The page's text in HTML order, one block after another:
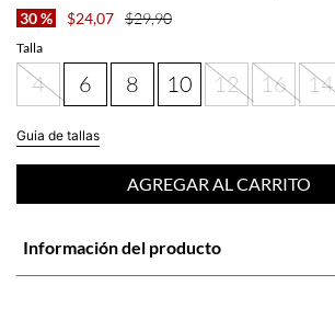
30 %
$24,07 $29,90
Talla
4 6 8 10 12 14
16
Guia de tallas
AGREGAR AL CARRITO
Información del producto